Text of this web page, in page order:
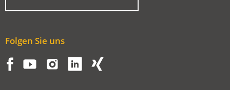
EINEM
Folgen Sie uns